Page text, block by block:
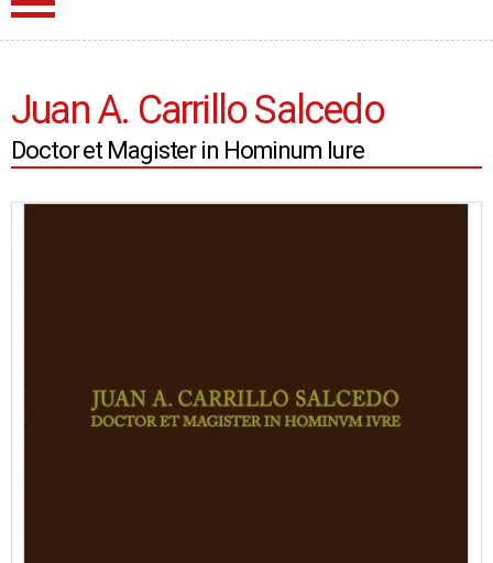
Juan A. Carrillo Salcedo
Doctor et Magister in Hominum Iure